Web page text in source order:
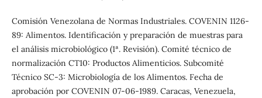
Comisión Venezolana de Normas Industriales. COVENIN 1126-
89: Alimentos. Identificación y preparación de muestras para
el análisis microbiológico (1ª. Revisión). Comité técnico de
normalización CT10: Productos Alimenticios. Subcomité
Técnico SC-3: Microbiología de los Alimentos. Fecha de
aprobación por COVENIN 07-06-1989. Caracas, Venezuela,